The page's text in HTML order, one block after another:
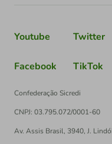
Youtube Twitter
Facebook TikTok
Confederação Sicredi
CNPJ: 03.795.072/0001-60
Av. Assis Brasil, 3940, J.